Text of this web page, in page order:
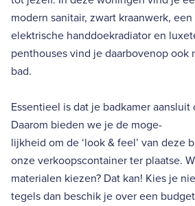
modern sanitair, zwart kraanwerk,
elektrische handdoekradiator en
penthouses vind je daarbovenop ook
bad.
Essentieel is dat je badkamer
Daarom bieden we je de moge-
lijkheid om de ‘look & feel’ van deze
onze verkoopscontainer ter plaatse.
materialen kiezen? Dat kan! Kies je
tegels dan beschik je over een